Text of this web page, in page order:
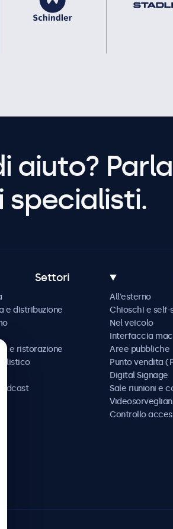
aiuto?
specialisti.
Settori
e distribuzione
e ristorazione
All'esterno
Chioschi e self-
Nel veicolo
Interfaccia
Aree pubbliche
Punto vendita
Digital Signage
Sale riunioni e
Controllo